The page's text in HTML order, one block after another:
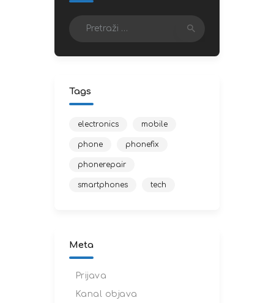
Tags
electronics mobile
phone phonefix
phonerepair
smartphones tech
Meta
Prijava
Kanal objava